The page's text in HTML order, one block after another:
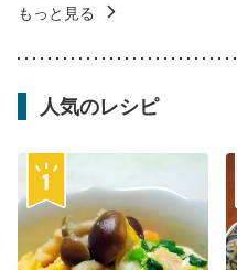
もっと見る
人気のレシピ